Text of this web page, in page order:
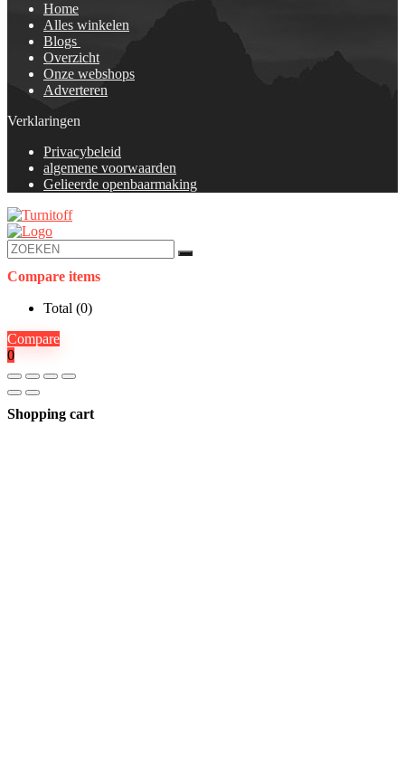
Home
Alles winkelen
Blogs
Overzicht
Onze webshops
Adverteren
Verklaringen
Privacybeleid
algemene voorwaarden
Gelieerde openbaarmaking
Compare items
Total (0)
Compare
0
Shopping cart